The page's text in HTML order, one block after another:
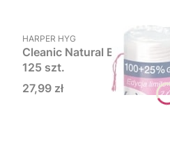
PRODUCENT
HARPER HYG
Cleanic Natural Beauty,
125 szt.
Cena
27,99 zł